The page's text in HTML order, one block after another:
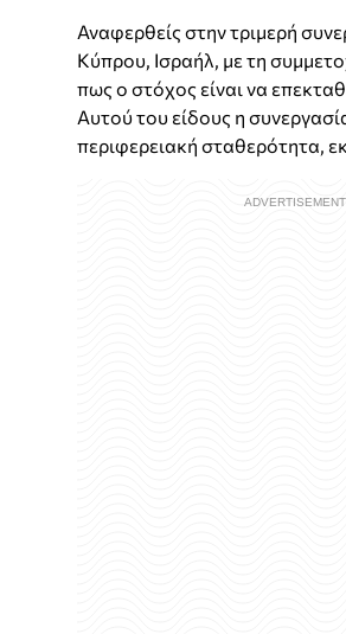
Αναφερθείς στην τριμερή
Κύπρου, Ισραήλ, με τη
πως ο στόχος είναι να
Αυτού του είδους η
περιφερειακή σταθερότητα,